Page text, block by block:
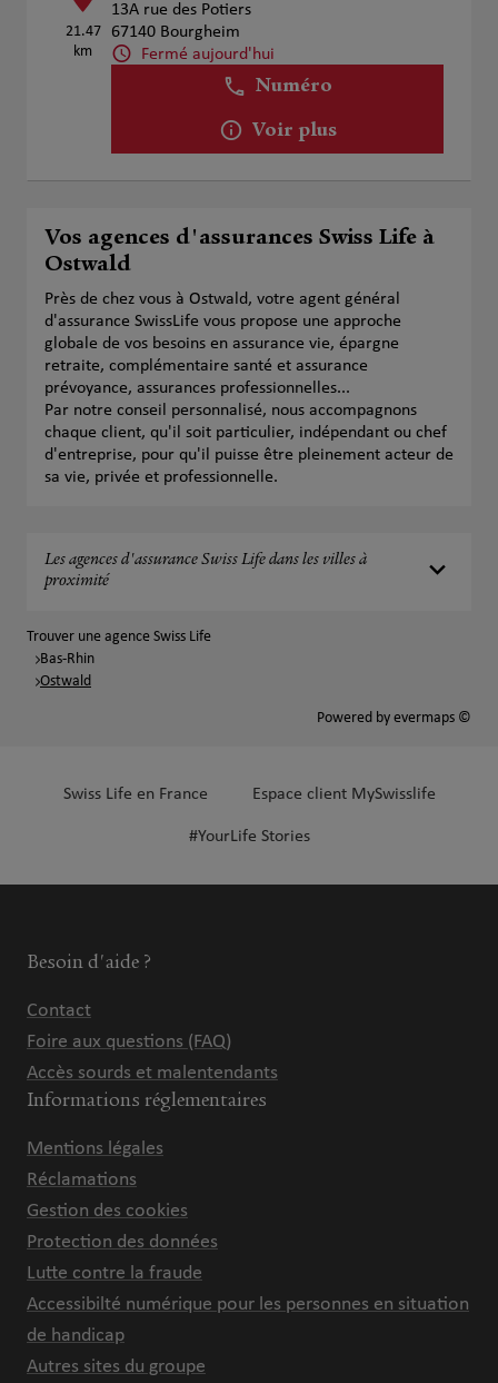
21.47
km
13A rue des Potiers
67140 Bourgheim
Fermé aujourd'hui
Numéro
Voir plus
Vos agences d'assurances Swiss Life à
Ostwald
Près de chez vous à Ostwald, votre agent général
d'assurance SwissLife vous propose une approche
globale de vos besoins en assurance vie, épargne
retraite, complémentaire santé et assurance
prévoyance, assurances professionnelles...
Par notre conseil personnalisé, nous accompagnons
chaque client, qu'il soit particulier, indépendant ou chef
d'entreprise, pour qu'il puisse être pleinement acteur de
sa vie, privée et professionnelle.
Les agences d'assurance Swiss Life dans les villes à
proximité
Trouver une agence Swiss Life
Bas-Rhin
Ostwald
Powered by evermaps ©
Swiss Life en France Espace client MySwisslife
#YourLife Stories
Besoin d'aide ?
Contact
Foire aux questions (FAQ)
Accès sourds et malentendants
Informations réglementaires
Mentions légales
Réclamations
Gestion des cookies
Protection des données
Lutte contre la fraude
Accessibilté numérique pour les personnes en situation
de handicap
Autres sites du groupe